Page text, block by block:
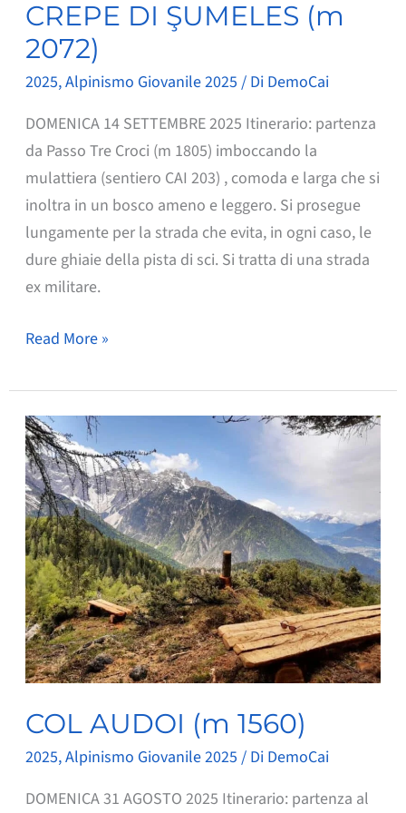
CREPE DI ŞUMELES (m
2072)
2025,Alpinismo Giovanile 2025 / Di DemoCai
DOMENICA 14 SETTEMBRE 2025 Itinerario: partenza
da Passo Tre Croci (m 1805) imboccando la
mulattiera (sentiero CAI 203) , comoda e larga che si
inoltra in un bosco ameno e leggero. Si prosegue
lungamente per la strada che evita, in ogni caso, le
dure ghiaie della pista di sci. Si tratta di una strada
ex militare.
CREPE
ŞUMELES
(m
2072)
Read More »
COL AUDOI (m 1560)
2025,Alpinismo Giovanile 2025 / Di DemoCai
DOMENICA 31 AGOSTO 2025 Itinerario: partenza al